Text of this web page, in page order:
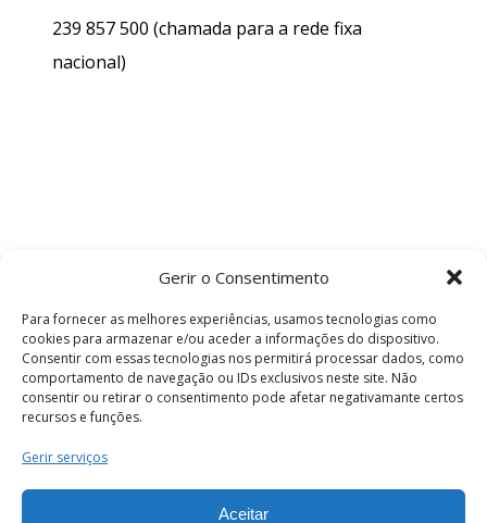
Gerir o Consentimento
Para fornecer as melhores experiências, usamos tecnologias como
cookies para armazenar e/ou aceder a informações do dispositivo.
Consentir com essas tecnologias nos permitirá processar dados, como
comportamento de navegação ou IDs exclusivos neste site. Não
consentir ou retirar o consentimento pode afetar negativamante certos
recursos e funções.
Gerir serviços
Aceitar
239 857 500 (chamada para a rede fixa
nacional)
Termos e Condições